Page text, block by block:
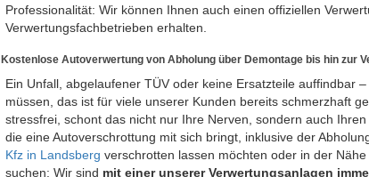
Professionalität: Wir können Ihnen auch einen offiziellen
Verwertungsfachbetrieben erhalten.
Kostenlose Autoverwertung von Abholung über Demontage bis hin zur
Ein Unfall, abgelaufener TÜV oder keine Ersatzteile auffindbar
müssen, das ist für viele unserer Kunden bereits schmerzhaft
stressfrei, schont das nicht nur Ihre Nerven, sondern auch
die eine Autoverschrottung mit sich bringt, inklusive der
Kfz in Landsberg verschrotten lassen möchten oder in der Nähe
suchen: Wir sind mit einer unserer Verwertungsanlagen